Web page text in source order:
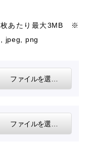
枚あたり最大3MB ※
jpeg, png